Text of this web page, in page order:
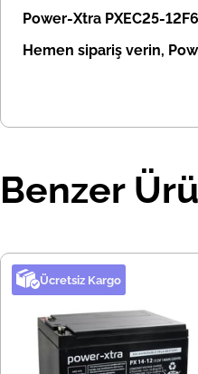
Power-Xtra PXEC25-
Hemen sipariş verin,
Benzer
Ücretsiz Kargo